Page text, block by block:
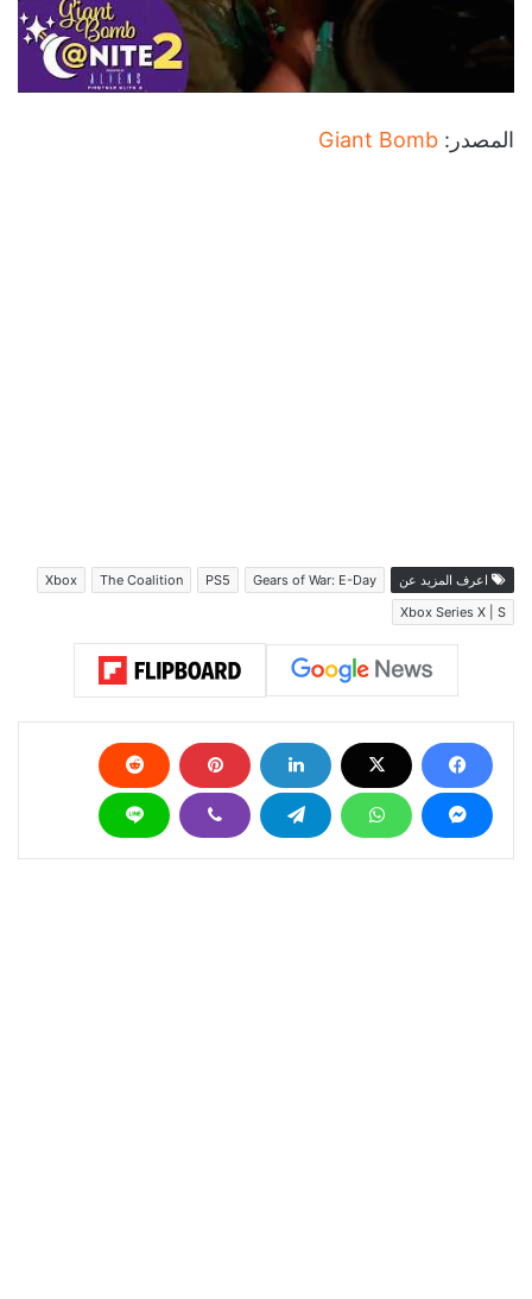
المصدر: Giant Bomb
اعرف المزيد عن Gears of War: E-Day
PS5
The Coalition
Xbox
Xbox Series X | S